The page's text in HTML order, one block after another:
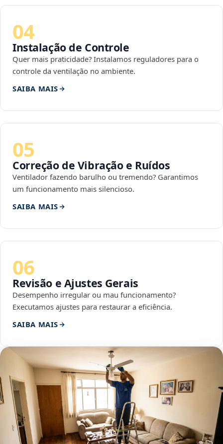
04
Instalação de Controle
Quer mais praticidade? Instalamos reguladores para o
controle da ventilação no ambiente.
SAIBA MAIS
05
Correção de Vibração e Ruídos
Ventilador fazendo barulho ou tremendo? Garantimos
um funcionamento mais silencioso.
SAIBA MAIS
06
Revisão e Ajustes Gerais
Desempenho irregular ou mau funcionamento?
Executamos ajustes para restaurar a eficiência.
SAIBA MAIS